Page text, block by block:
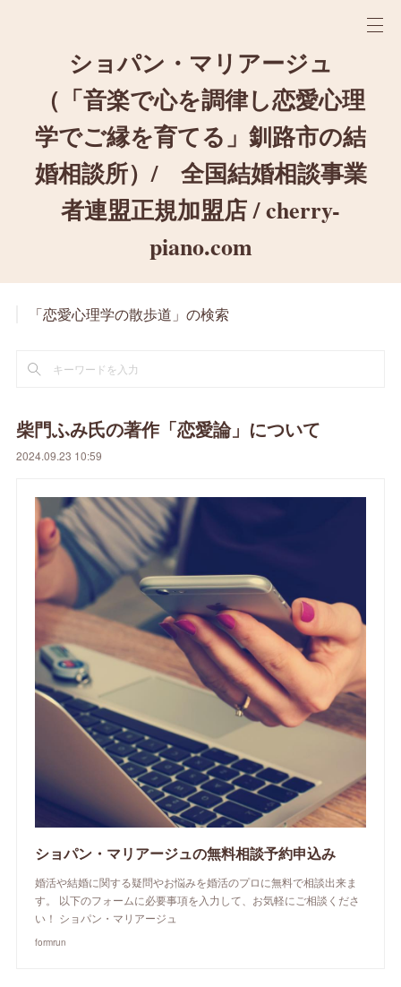
ショパン・マリアージュ
（「音楽で心を調律し恋愛心理
学でご縁を育てる」釧路市の結
婚相談所）/ 全国結婚相談事業
者連盟正規加盟店 / cherry-
piano.com
「恋愛心理学の散歩道」の検索
柴門ふみ氏の著作「恋愛論」について
2024.09.23 10:59
ショパン・マリアージュの無料相談予約申込み
婚活や結婚に関する疑問やお悩みを婚活のプロに無料で相談出来ま
す。 以下のフォームに必要事項を入力して、お気軽にご相談くださ
い！ ショパン・マリアージュ
formrun